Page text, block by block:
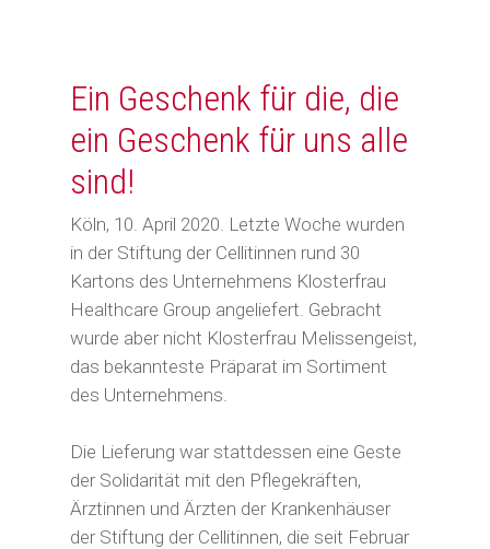
Ein Geschenk für die, die
ein Geschenk für uns alle
sind!
Köln, 10. April 2020. Letzte Woche wurden
in der Stiftung der Cellitinnen rund 30
Kartons des Unternehmens Klosterfrau
Healthcare Group angeliefert. Gebracht
wurde aber nicht Klosterfrau Melissengeist,
das bekannteste Präparat im Sortiment
des Unternehmens.
Die Lieferung war stattdessen eine Geste
der Solidarität mit den Pflegekräften,
Ärztinnen und Ärzten der Krankenhäuser
der Stiftung der Cellitinnen, die seit Februar